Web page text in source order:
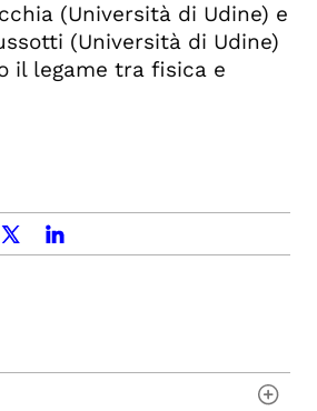
(Università di Udine) e
(Università di Udine)
il legame tra fisica e
x.comlinkedin